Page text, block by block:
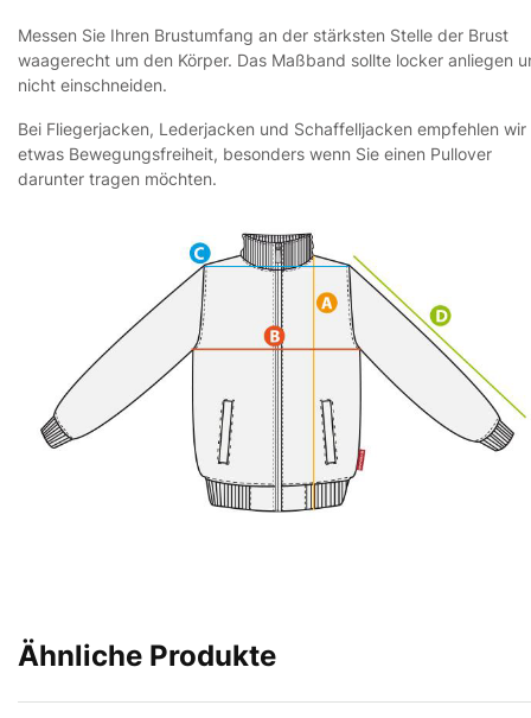
Messen Sie Ihren Brustumfang an der stärksten Stelle der Brust
waagerecht um den Körper. Das Maßband sollte locker anliegen
nicht einschneiden.
Bei Fliegerjacken, Lederjacken und Schaffelljacken empfehlen wir
etwas Bewegungsfreiheit, besonders wenn Sie einen Pullover
darunter tragen möchten.
Ähnliche Produkte